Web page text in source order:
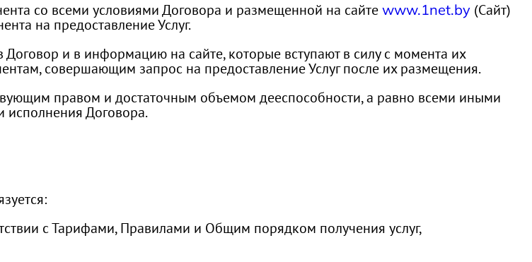
со всеми условиями Договора и размещенной на сайте www.1net.by (Сайт)
на предоставление Услуг.
Договор и в информацию на сайте, которые вступают в силу с момента их
совершающим запрос на предоставление Услуг после их размещения.
правом и достаточным объемом дееспособности, а равно всеми иными
Договора.
с Тарифами, Правилами и Общим порядком получения услуг,